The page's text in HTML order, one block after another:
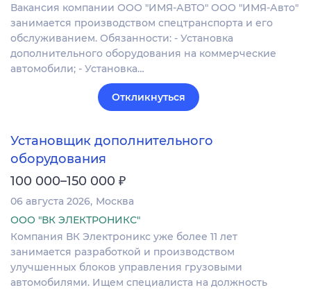
Вакансия компании ООО "ИМЯ-АВТО" ООО "ИМЯ-Авто"
занимается производством спецтранспорта и его
обслуживанием. Обязанности: - Установка
дополнительного оборудования на коммерческие
автомобили; - Установка…
Откликнуться
Установщик дополнительного
оборудования
100 000–150 000 ₽
06 августа 2026 Москва
ООО "ВК ЭЛЕКТРОНИКС"
Компания ВК Электроникс уже более 11 лет
занимается разработкой и производством
улучшенных блоков управления грузовыми
автомобилями. Ищем специалиста на должность